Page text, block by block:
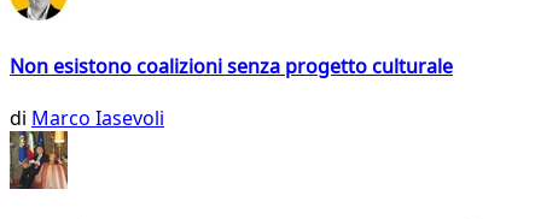
Non esistono coalizioni senza progetto culturale
di Marco Iasevoli